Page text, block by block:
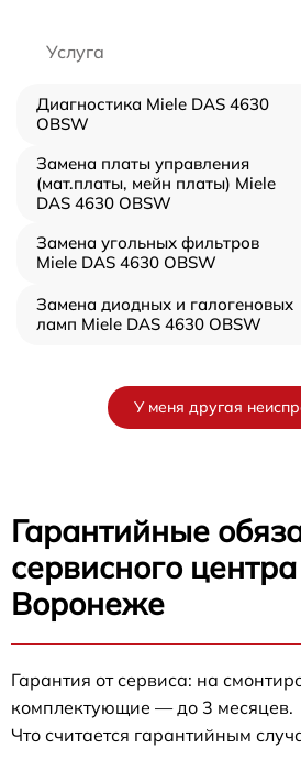
Услуга
Диагностика Miele DAS 4630
OBSW
Замена платы управления
(мат.платы, мейн платы) Miele
DAS 4630 OBSW
Замена угольных фильтров
Miele DAS 4630 OBSW
Замена диодных и галогеновых
ламп Miele DAS 4630 OBSW
У меня другая
Гарантийные
сервисного
Воронеже
Гарантия от сервиса: на
комплектующие — до 3 месяцев.
Что считается гарантийным